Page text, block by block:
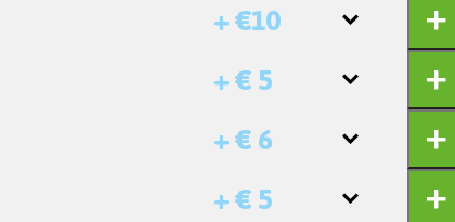
+ €10
+ € 5
+ € 6
+ € 5